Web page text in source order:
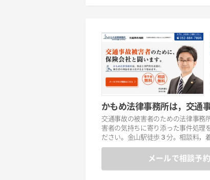
かもめ法律事務所は，交通
交通事故の被害者のための法律事務
害者の気持ちに寄り添った事件処理
ださい。金山駅徒歩３分。相談料，
メールで相談予約